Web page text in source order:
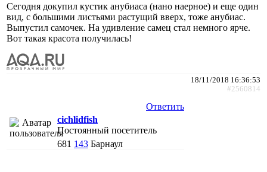
Сегодня докупил кустик анубиаса (нано наерное) и еще один
вид, с большими листьями растущий вверх, тоже анубиас.
Выпустил самочек. На удивление самец стал немного ярче.
Вот такая красота получилась!
18/11/2018 16:36:53
#2560814
Ответить
cichlidfish
Постоянный посетитель
681 143 Барнаул